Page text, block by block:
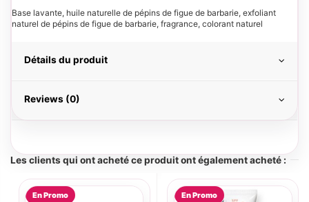
Base lavante, huile naturelle de pépins de figue de barbarie, exfoliant
naturel de pépins de figue de barbarie, fragrance, colorant naturel
Détails du produit
Reviews (0)
Les clients qui ont acheté ce produit ont également acheté :
En Promo En Promo